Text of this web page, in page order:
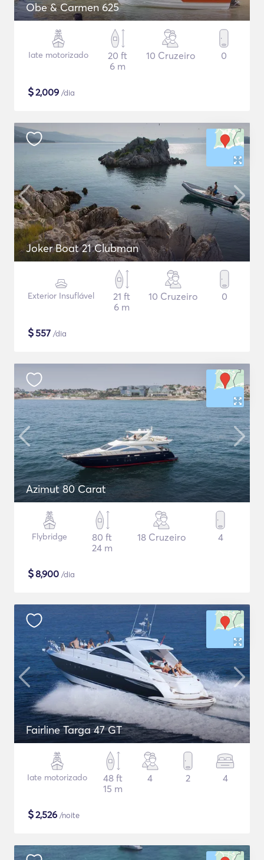
Obe & Carmen 625
Iate motorizado
20 ft
6 m
10 Cruzeiro 0
$2,009 /dia
Joker Boat 21 Clubman
Exterior Insuflável
21 ft
6 m
10 Cruzeiro 0
$557 /dia
Azimut 80 Carat
Flybridge
80 ft
24 m
18 Cruzeiro 4
$8,900 /dia
Fairline Targa 47 GT
Iate motorizado
48 ft
15 m
4 2 4
$2,526 /noite